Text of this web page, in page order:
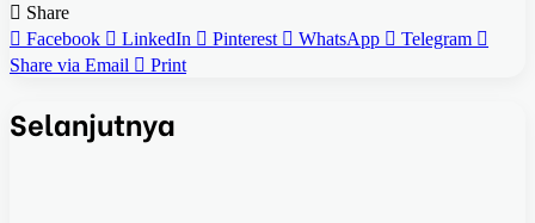
Share
Facebook
LinkedIn Pinterest WhatsApp
Telegram
Share via Email
Print
Selanjutnya